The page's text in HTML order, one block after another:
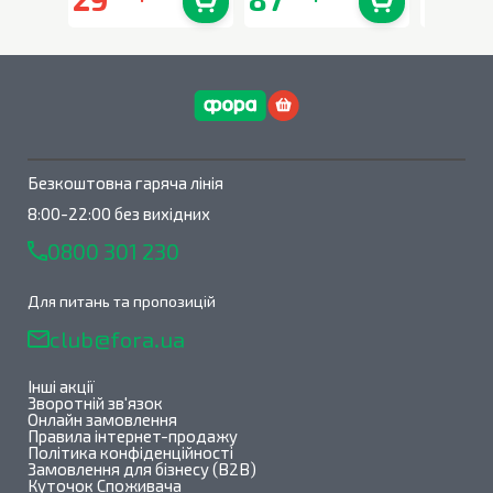
Безкоштовна гаряча лінія
8:00-22:00 без вихідних
0800 301 230
Для питань та пропозицій
club@fora.ua
Інші акції
Зворотній зв'язок
Онлайн замовлення
Правила інтернет-продажу
Політика конфіденційності
Замовлення для бізнесу (B2B)
Куточок Споживача